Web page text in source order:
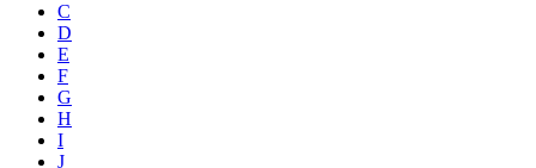
C
D
E
F
G
H
I
J